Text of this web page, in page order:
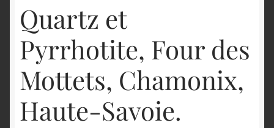
Quartz et
Pyrrhotite, Four des
Mottets, Chamonix,
Haute-Savoie.